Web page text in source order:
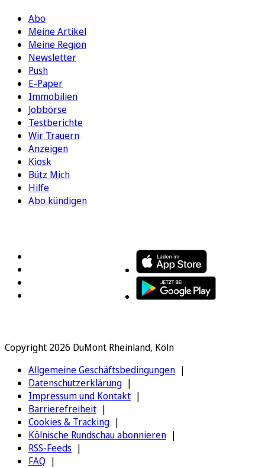
Abo
Meine Artikel
Meine Region
Newsletter
Push
E-Paper
Immobilien
Jobbörse
Testberichte
Wir Trauern
Anzeigen
Kiosk
Bütz Mich
Hilfe
Abo kündigen
Copyright 2026 DuMont Rheinland, Köln
Allgemeine Geschäftsbedingungen
Datenschutzerklärung
Impressum und Kontakt
Barrierefreiheit
Cookies & Tracking
Kölnische Rundschau abonnieren
RSS-Feeds
FAQ